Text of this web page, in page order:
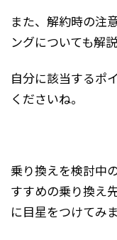
また、解約時の注
ングについても解説
自分に該当するポ
くださいね。
乗り換えを検討中
すすめの乗り換え
に目星をつけてみ